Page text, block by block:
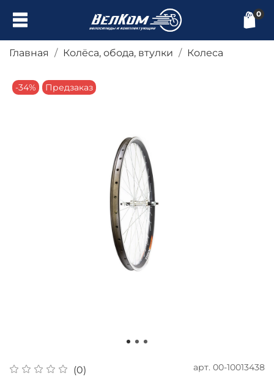
0
Главная Колёса, обода, втулки Колеса
-34% Предзаказ
(0) арт. 00-10013438